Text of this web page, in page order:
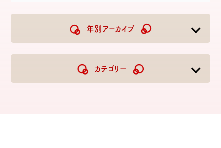
年別アーカイブ
2023
カテゴリー